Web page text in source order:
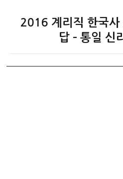
2016 계리직 한국사
답 – 통일 신